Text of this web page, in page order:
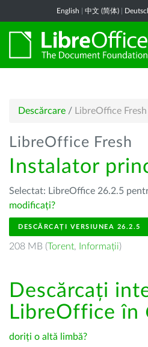
English 中文 (简体)
Descărcare / LibreOffice Fresh
LibreOffice Fresh
Instalator
Selectat: LibreOffice 26.2.5
modificați?
DESCĂRCAȚI VERSIUNEA 26.2.5
208 MB (Torent, Informații)
Descărcați
LibreOffice în
doriți o altă limbă?